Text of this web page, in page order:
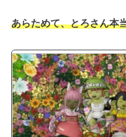
あらためて、とろさん本